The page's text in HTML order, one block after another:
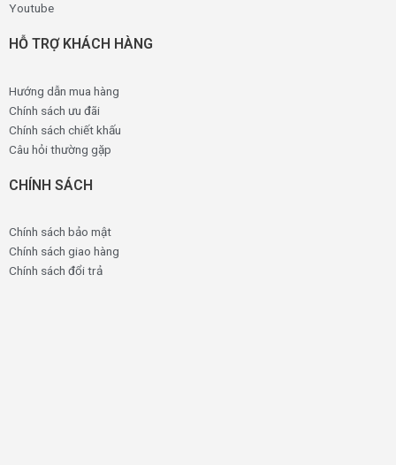
Youtube
HỖ TRỢ KHÁCH HÀNG
Hướng dẫn mua hàng
Chính sách ưu đãi
Chính sách chiết khấu
Câu hỏi thường gặp
CHÍNH SÁCH
Chính sách bảo mật
Chính sách giao hàng
Chính sách đổi trả